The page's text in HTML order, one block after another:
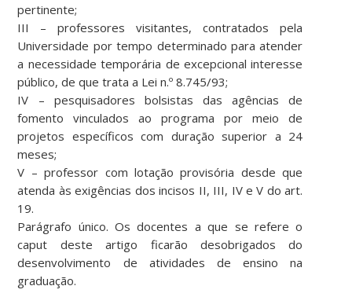
pertinente;
III – professores visitantes, contratados pela
Universidade por tempo determinado para atender
a necessidade temporária de excepcional interesse
público, de que trata a Lei n.º 8.745/93;
IV – pesquisadores bolsistas das agências de
fomento vinculados ao programa por meio de
projetos específicos com duração superior a 24
meses;
V – professor com lotação provisória desde que
atenda às exigências dos incisos II, III, IV e V do art.
19.
Parágrafo único. Os docentes a que se refere o
caput deste artigo ficarão desobrigados do
desenvolvimento de atividades de ensino na
graduação.